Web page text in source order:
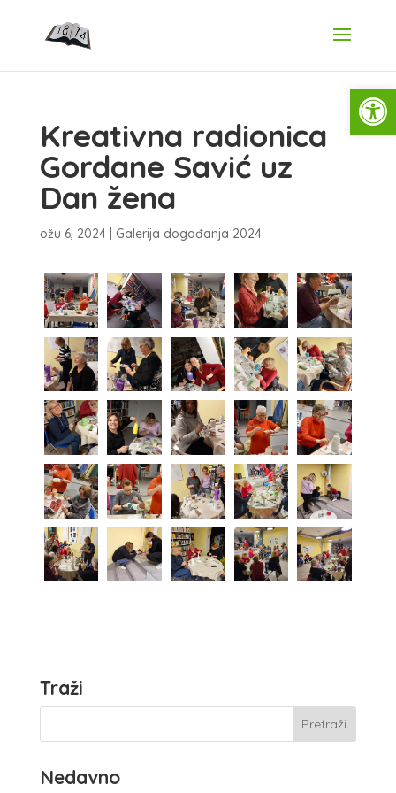
Kreativna radionica
Gordane Savić uz
Dan žena
ožu 6, 2024| Galerija događanja 2024
Traži
Nedavno